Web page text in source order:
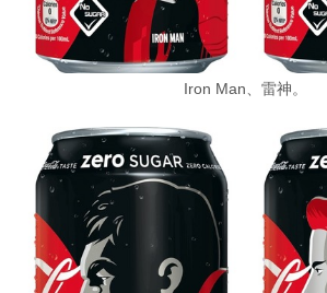
Iron Man、雷神。